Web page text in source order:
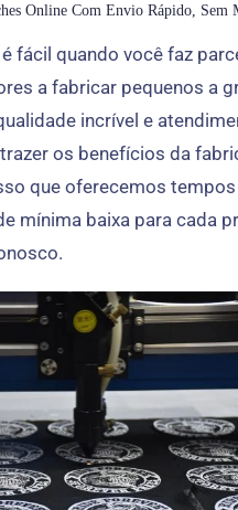
Online Com Envio Rápido, Sem
fácil quando você faz
a fabricar pequenos a
incrível e
os benefícios da
que oferecemos
mínima baixa para cada